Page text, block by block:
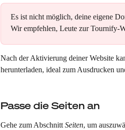
Es ist nicht möglich, deine eigene
Wir empfehlen, Leute zur Tournify-
Nach der Aktivierung deiner Website
herunterladen, ideal zum Ausdrucken
Passe die Seiten an
Gehe zum Abschnitt Seiten, um